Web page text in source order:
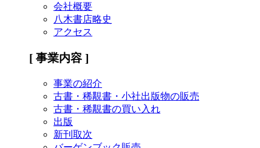
会社概要
八木書店略史
アクセス
[ 事業内容 ]
事業の紹介
古書・稀覯書・小社出版物の販売
古書・稀覯書の買い入れ
出版
新刊取次